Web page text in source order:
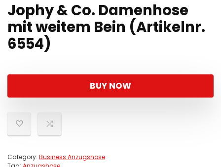
Jophy & Co. Damenhose
mit weitem Bein (Artikelnr.
6554)
BUY NOW
Category: Business Anzugshose